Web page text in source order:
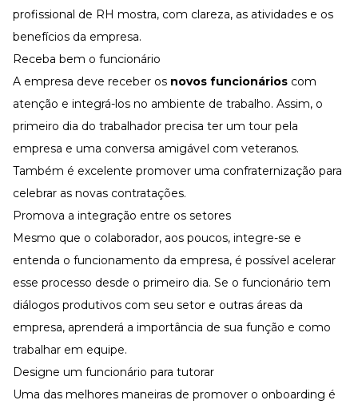
profissional de RH mostra, com clareza, as atividades e os
benefícios da empresa.
Receba bem o funcionário
A empresa deve receber os novos funcionários com
atenção e integrá-los no ambiente de trabalho. Assim, o
primeiro dia do trabalhador precisa ter um tour pela
empresa e uma conversa amigável com veteranos.
Também é excelente promover uma confraternização para
celebrar as novas contratações.
Promova a integração entre os setores
Mesmo que o colaborador, aos poucos, integre-se e
entenda o funcionamento da empresa, é possível acelerar
esse processo desde o primeiro dia. Se o funcionário tem
diálogos produtivos com seu setor e outras áreas da
empresa, aprenderá a importância de sua função e como
trabalhar em equipe.
Designe um funcionário para tutorar
Uma das melhores maneiras de promover o onboarding é